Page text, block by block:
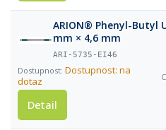
ARION® Phenyl-Butyl
mm × 4,6 mm
ARI-5735-EI46
Dostupnost: na
dotaz
Detail